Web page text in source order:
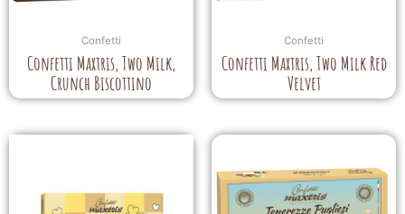
Confetti
Confetti Maxtris, Two Milk,
Crunch Biscottino
Confetti
Confetti Maxtris, Two Milk Red
Velvet